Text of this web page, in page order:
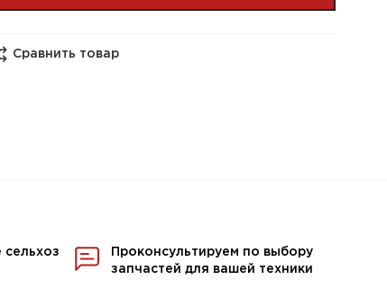
Сравнить товар
Проконсультируем по выбору
запчастей для вашей техники